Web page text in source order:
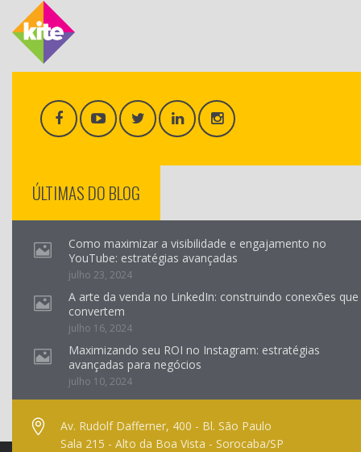
ÚLTIMAS DO BLOG
Como maximizar a visibilidade e engajamento no
YouTube: estratégias avançadas
julho 23, 2024
A arte da venda no LinkedIn: construindo conexões que
convertem
julho 16, 2024
Maximizando seu ROI no Instagram: estratégias
avançadas para negócios
julho 10, 2024
Av. Rudolf Dafferner, 400 - Bl. São Paulo
Sala 215 - Alto da Boa Vista - Sorocaba/SP